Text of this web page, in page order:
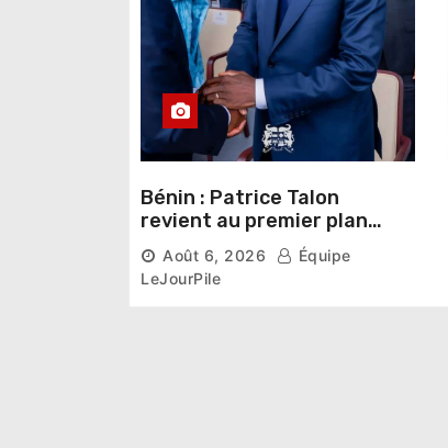
Bénin : Patrice Talon
revient au premier plan
institutionnel comme
premier président du Sénat
Août 6, 2026
Équipe
LeJourPile